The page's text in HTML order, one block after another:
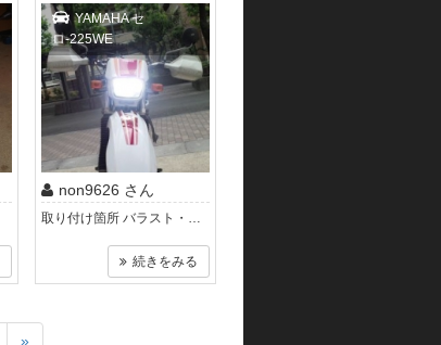
YAMAHA セ
ロ-225WE
non9626 さん
続きをみる
»